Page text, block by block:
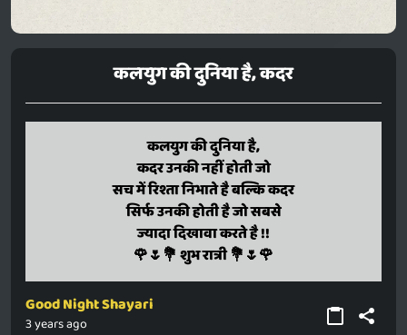
कलयुग की दुनिया है, कदर
कलयुग की दुनिया है,
कदर उनकी नहीं होती जो
सच में रिश्ता निभाते है बल्कि कदर
सिर्फ उनकी होती है जो सबसे
ज्यादा दिखावा करते है !!
🌹🌷💐 शुभ रात्री 💐🌷🌹
kalayug ki duniya hai,
kadar unaki nahin hoti jo
sach mein rishta nibhaate hai balki kadar
sirf unaki hoti hai jo sabase
jyaada dikhaava karate hai !!
🌹🌷💐 shubh raatri 💐🌷🌹
Good Night Shayari
3 years ago